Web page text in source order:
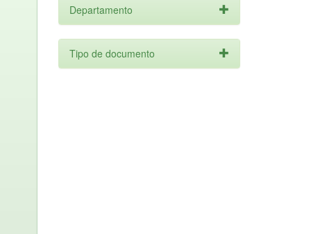
Departamento
Tipo de documento